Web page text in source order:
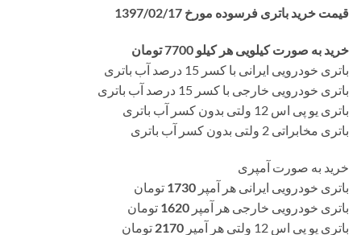
قیمت خرید باتری فرسوده مورخ 1397/02/17
خرید به صورت کیلویی هر کیلو 7700 تومان
باتری خودرویی ایرانی با کسر 15 درصد آب باتری
باتری خودرویی خارجی با کسر 15 درصد آب باتری
باتری یو پی اس 12 ولتی بدون کسر آب باتری
باتری مخابراتی 2 ولتی بدون کسر آب باتری
خرید به صورت آمپری
باتری خودرویی ایرانی هر آمپر 1730 تومان
باتری خودرویی خارجی هر آمپر 1620 تومان
باتری یو پی اس 12 ولتی هر آمپر
2170 تومان